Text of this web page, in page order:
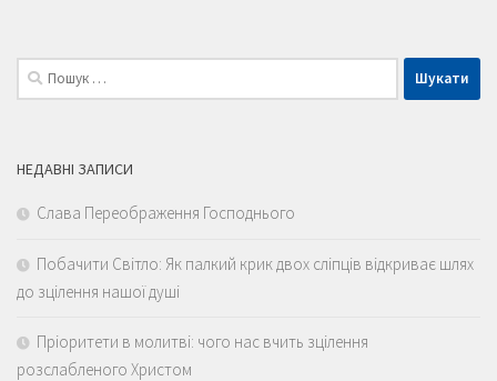
Пошук:
НЕДАВНІ ЗАПИСИ
Слава Переображення Господнього
Побачити Світло: Як палкий крик двох сліпців відкриває шлях
до зцілення нашої душі
Пріоритети в молитві: чого нас вчить зцілення
розслабленого Христом